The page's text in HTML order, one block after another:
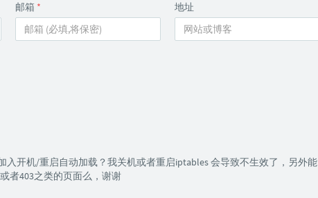
邮箱 * 地址
入开机/重启自动加载？我关机或者重启iptables 会导致不生效了，另外能
者403之类的页面么，谢谢